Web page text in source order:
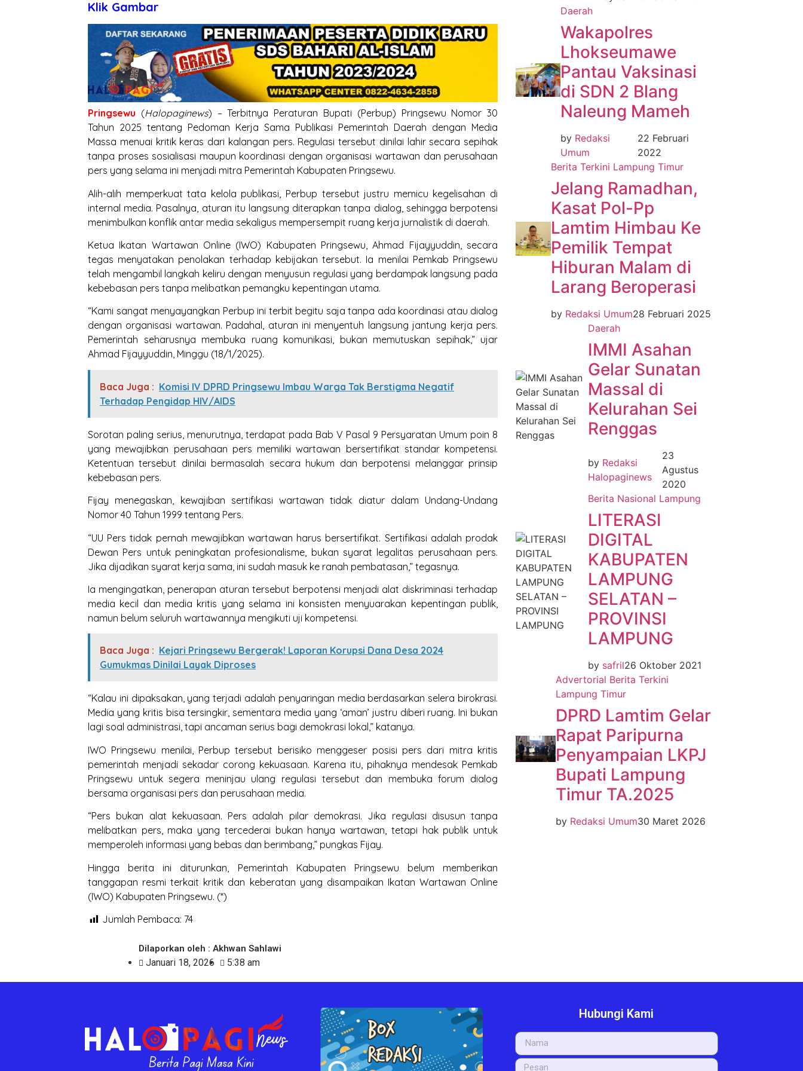
Klik Gambar
Pringsewu (Halopaginews) – Terbitnya Peraturan Bupati (Perbup) Pringsewu Nomor 30
Tahun 2025 tentang Pedoman Kerja Sama Publikasi Pemerintah Daerah dengan Media
Massa menuai kritik keras dari kalangan pers. Regulasi tersebut dinilai lahir secara sepihak
tanpa proses sosialisasi maupun koordinasi dengan organisasi wartawan dan perusahaan
pers yang selama ini menjadi mitra Pemerintah Kabupaten Pringsewu.
Alih-alih memperkuat tata kelola publikasi, Perbup tersebut justru memicu kegelisahan di
internal media. Pasalnya, aturan itu langsung diterapkan tanpa dialog, sehingga berpotensi
menimbulkan konflik antar media sekaligus mempersempit ruang kerja jurnalistik di daerah.
Ketua Ikatan Wartawan Online (IWO) Kabupaten Pringsewu, Ahmad Fijayyuddin, secara
tegas menyatakan penolakan terhadap kebijakan tersebut. Ia menilai Pemkab Pringsewu
telah mengambil langkah keliru dengan menyusun regulasi yang berdampak langsung pada
kebebasan pers tanpa melibatkan pemangku kepentingan utama.
“Kami sangat menyayangkan Perbup ini terbit begitu saja tanpa ada koordinasi atau dialog
dengan organisasi wartawan. Padahal, aturan ini menyentuh langsung jantung kerja pers.
Pemerintah seharusnya membuka ruang komunikasi, bukan memutuskan sepihak,” ujar
Ahmad Fijayyuddin, Minggu (18/1/2025).
Baca Juga : Komisi IV DPRD Pringsewu Imbau Warga Tak Berstigma Negatif
Terhadap Pengidap HIV/AIDS
Sorotan paling serius, menurutnya, terdapat pada Bab V Pasal 9 Persyaratan Umum poin 8
yang mewajibkan perusahaan pers memiliki wartawan bersertifikat standar kompetensi.
Ketentuan tersebut dinilai bermasalah secara hukum dan berpotensi melanggar prinsip
kebebasan pers.
Fijay menegaskan, kewajiban sertifikasi wartawan tidak diatur dalam Undang-Undang
Nomor 40 Tahun 1999 tentang Pers.
“UU Pers tidak pernah mewajibkan wartawan harus bersertifikat. Sertifikasi adalah prodak
Dewan Pers untuk peningkatan profesionalisme, bukan syarat legalitas perusahaan pers.
Jika dijadikan syarat kerja sama, ini sudah masuk ke ranah pembatasan,” tegasnya.
Ia mengingatkan, penerapan aturan tersebut berpotensi menjadi alat diskriminasi terhadap
media kecil dan media kritis yang selama ini konsisten menyuarakan kepentingan publik,
namun belum seluruh wartawannya mengikuti uji kompetensi.
Baca Juga : Kejari Pringsewu Bergerak! Laporan Korupsi Dana Desa 2024
Gumukmas Dinilai Layak Diproses
“Kalau ini dipaksakan, yang terjadi adalah penyaringan media berdasarkan selera birokrasi.
Media yang kritis bisa tersingkir, sementara media yang ‘aman’ justru diberi ruang. Ini bukan
lagi soal administrasi, tapi ancaman serius bagi demokrasi lokal,” katanya.
IWO Pringsewu menilai, Perbup tersebut berisiko menggeser posisi pers dari mitra kritis
pemerintah menjadi sekadar corong kekuasaan. Karena itu, pihaknya mendesak Pemkab
Pringsewu untuk segera meninjau ulang regulasi tersebut dan membuka forum dialog
bersama organisasi pers dan perusahaan media.
“Pers bukan alat kekuasaan. Pers adalah pilar demokrasi. Jika regulasi disusun tanpa
melibatkan pers, maka yang tercederai bukan hanya wartawan, tetapi hak publik untuk
memperoleh informasi yang bebas dan berimbang,” pungkas Fijay.
Hingga berita ini diturunkan, Pemerintah Kabupaten Pringsewu belum memberikan
tanggapan resmi terkait kritik dan keberatan yang disampaikan Ikatan Wartawan Online
(IWO) Kabupaten Pringsewu. (*)
Jumlah Pembaca: 74
Dilaporkan oleh : Akhwan Sahlawi
Januari 18, 2026 5:38 am
Daerah
Wakapolres
Lhokseumawe
Pantau Vaksinasi
di SDN 2 Blang
Naleung Mameh
by Redaksi
Umum
22 Februari
2022
Berita Terkini Lampung Timur
Jelang Ramadhan,
Kasat Pol-Pp
Lamtim Himbau Ke
Pemilik Tempat
Hiburan Malam di
Larang Beroperasi
by Redaksi Umum28 Februari 2025
Daerah
IMMI Asahan
Gelar Sunatan
Massal di
Kelurahan Sei
Renggas
by Redaksi
Halopaginews
23
Agustus
2020
Berita Nasional Lampung
LITERASI
DIGITAL
KABUPATEN
LAMPUNG
SELATAN –
PROVINSI
LAMPUNG
by safril26 Oktober 2021
Advertorial Berita Terkini
Lampung Timur
DPRD Lamtim Gelar
Rapat Paripurna
Penyampaian LKPJ
Bupati Lampung
Timur TA.2025
by Redaksi Umum30 Maret 2026
Hubungi Kami